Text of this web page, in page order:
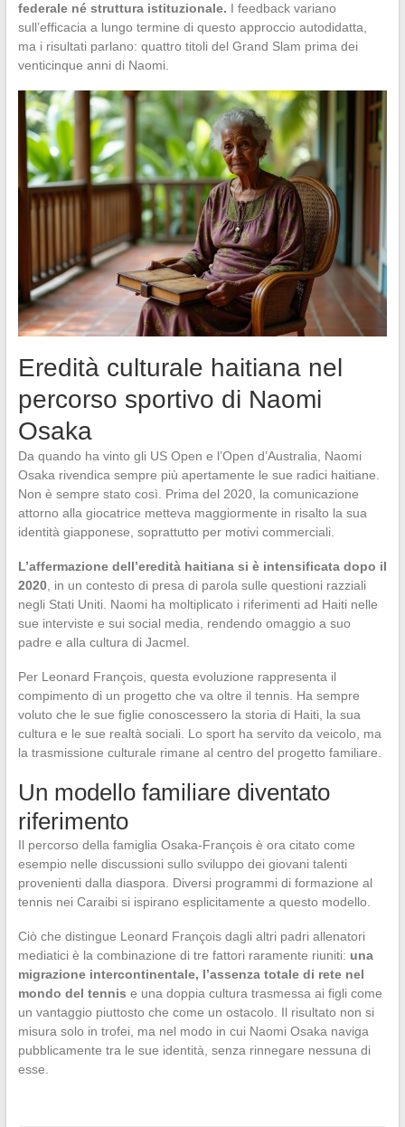
federale né struttura istituzionale. I feedback variano
sull’efficacia a lungo termine di questo approccio autodidatta,
ma i risultati parlano: quattro titoli del Grand Slam prima dei
venticinque anni di Naomi.
Eredità culturale haitiana nel
percorso sportivo di Naomi
Osaka
Da quando ha vinto gli US Open e l’Open d’Australia, Naomi
Osaka rivendica sempre più apertamente le sue radici haitiane.
Non è sempre stato così. Prima del 2020, la comunicazione
attorno alla giocatrice metteva maggiormente in risalto la sua
identità giapponese, soprattutto per motivi commerciali.
L’affermazione dell’eredità haitiana si è intensificata dopo il
2020, in un contesto di presa di parola sulle questioni razziali
negli Stati Uniti. Naomi ha moltiplicato i riferimenti ad Haiti nelle
sue interviste e sui social media, rendendo omaggio a suo
padre e alla cultura di Jacmel.
Per Leonard François, questa evoluzione rappresenta il
compimento di un progetto che va oltre il tennis. Ha sempre
voluto che le sue figlie conoscessero la storia di Haiti, la sua
cultura e le sue realtà sociali. Lo sport ha servito da veicolo, ma
la trasmissione culturale rimane al centro del progetto familiare.
Un modello familiare diventato
riferimento
Il percorso della famiglia Osaka-François è ora citato come
esempio nelle discussioni sullo sviluppo dei giovani talenti
provenienti dalla diaspora. Diversi programmi di formazione al
tennis nei Caraibi si ispirano esplicitamente a questo modello.
Ciò che distingue Leonard François dagli altri padri allenatori
mediatici è la combinazione di tre fattori raramente riuniti: una
migrazione intercontinentale, l’assenza totale di rete nel
mondo del tennis e una doppia cultura trasmessa ai figli come
un vantaggio piuttosto che come un ostacolo. Il risultato non si
misura solo in trofei, ma nel modo in cui Naomi Osaka naviga
pubblicamente tra le sue identità, senza rinnegare nessuna di
esse.